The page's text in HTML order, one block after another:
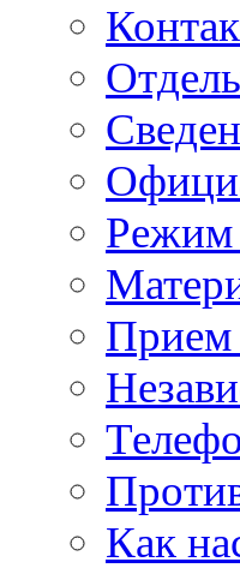
Режим
Прием
Как